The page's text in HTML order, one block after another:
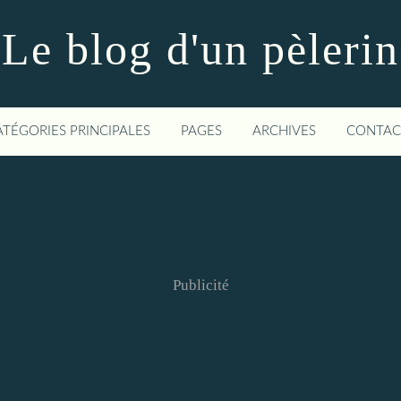
Le blog d'un pèlerin
PRINCIPALES PAGES ARCHIVES
Publicité